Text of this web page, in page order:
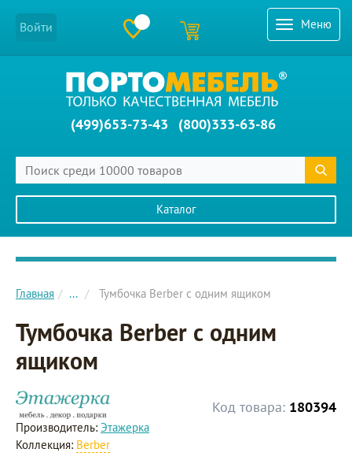
Меню
Войти
(499)653-73-43 (800)333-63-86
Каталог
Главное меню сайта
Главная ... Тумбочка Berber с одним ящиком
Тумбочка Berber с одним
ящиком
Код товара: 180394
Производитель: Этажерка
Коллекция: Berber